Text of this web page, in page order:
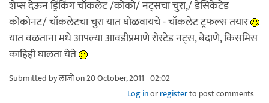
शेप्स देऊन ड्रिंकिंग चॉकलेट /कोको/ नट्सचा चुरा,/ डेसिकेटेड
कोकोनट/ चॉकलेटचा चुरा यात घोळवायचे - चॉकलेट ट्रफल्स तयार
यात वळताना मधे आपल्या आवडीप्रमाणे रोस्टेड नट्स, बेदाणे, किसमिस
काहिही घालता येते
Submitted byलाजोon 20 October, 2011 - 02:02
Log inorregisterto post comments